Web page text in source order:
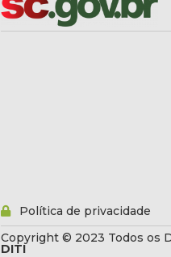
Política de privacidade
Copyright © 2023 Todos os
DITI